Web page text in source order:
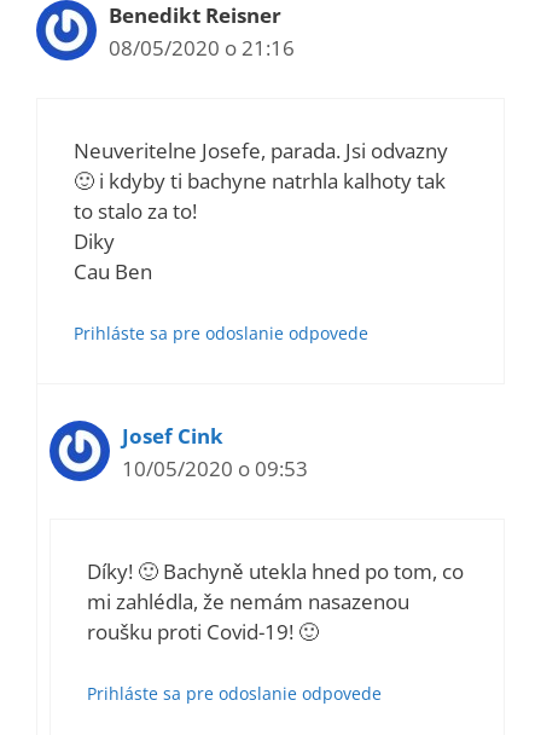
Benedikt Reisner
08/05/2020 o 21:16
Neuveritelne Josefe, parada. Jsi odvazny
🙂 i kdyby ti bachyne natrhla kalhoty tak
to stalo za to!
Diky
Cau Ben
Prihláste sa pre odoslanie odpovede
Josef Cink
10/05/2020 o 09:53
Díky! 🙂 Bachyně utekla hned po tom, co
mi zahlédla, že nemám nasazenou
roušku proti Covid-19! 🙂
Prihláste sa pre odoslanie odpovede